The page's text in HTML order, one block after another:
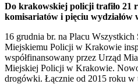
Do krakowskiej policji trafiło 21
komisariatów i pięciu
16 grudnia br. na Placu
Miejskiemu Policji w Krakowie
współfinansowany przez Urząd
Miejskiej Policji w Krakowie.
drogówki. Łącznie od 2015 roku w